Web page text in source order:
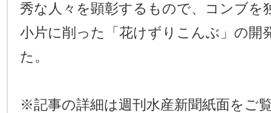
秀な人々を顕彰するもので、コンブを
小片に削った「花けずりこんぶ」の開
た。
※記事の詳細は週刊水産新聞紙面をご